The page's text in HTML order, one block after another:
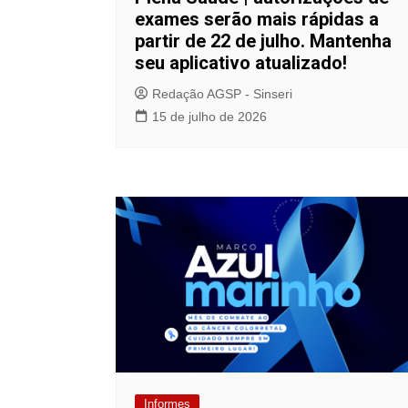
exames serão mais rápidas a
partir de 22 de julho. Mantenha
seu aplicativo atualizado!
Redação AGSP - Sinseri
15 de julho de 2026
Informes